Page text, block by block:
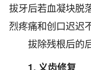
拔牙后若血凝块脱
烈疼痛和创口迟迟
拔除残根后的
1. 义齿修复